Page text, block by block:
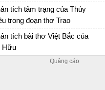
lần, mấy năm qua…. Mị
cho chết ngay, chứ
buồn nhớ lại nữa”
mẫu 12
tích tâm trạng của Thúy
trong đoạn thơ Trao
tích bài Trao duyên
tích bài thơ Việt Bắc của
Hữu